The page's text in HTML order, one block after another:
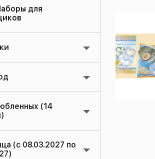
для
(14
(с 08.03.2027 по